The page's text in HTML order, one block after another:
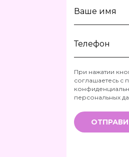
Ваше
Телефон
*
При нажатии
соглашаетесь с
персональных